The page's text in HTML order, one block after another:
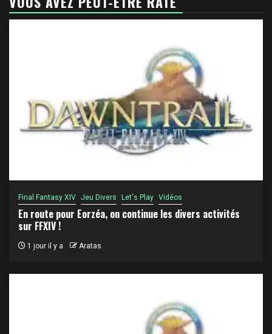
Final Fantasy XIV Jeu Divers Let's Play Vidéos
En route pour Eorzéa, on continue les divers activités
sur FFXIV !
1 jour il y a Aratas